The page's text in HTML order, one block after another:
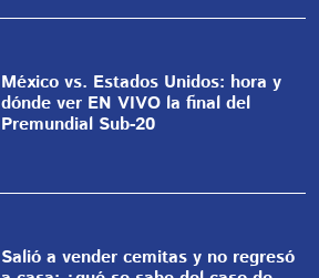
México vs. Estados Unidos: hora y
dónde ver EN VIVO la final del
Premundial Sub-20
Salió a vender cemitas y no regresó